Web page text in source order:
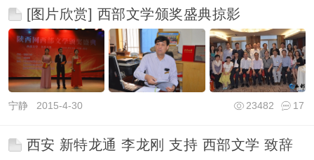
[图片欣赏] 西部文学颁奖盛典掠影
宁静2015-4-30 17
23482
西安 新特龙通 李龙刚 支持 西部文学 致辞